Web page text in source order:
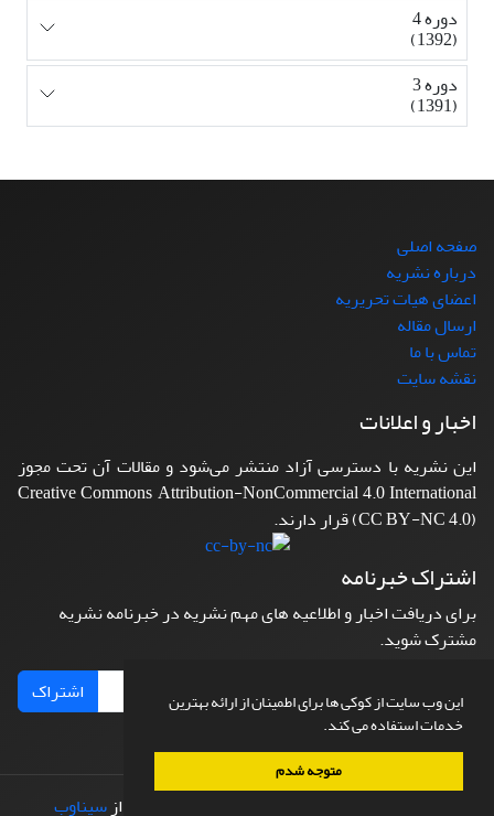
این وب سایت از کوکی ها برای اطمینان از ارائه بهترین
خدمات استفاده می کند.
متوجه شدم
دوره 4
(1392)
دوره 3
(1391)
صفحه اصلی
درباره نشریه
اعضای هیات تحریریه
ارسال مقاله
تماس با ما
نقشه سایت
اخبار و اعلانات
این نشریه با دسترسی آزاد منتشر می‌شود و مقالات آن تحت مجوز
Creative Commons Attribution-NonCommercial 4.0 International
(CC BY-NC 4.0) قرار دارند.
اشتراک خبرنامه
برای دریافت اخبار و اطلاعیه های مهم نشریه در خبرنامه نشریه
مشترک شوید.
اشتراک
طراحی و پیاده سازی ازسیناوب